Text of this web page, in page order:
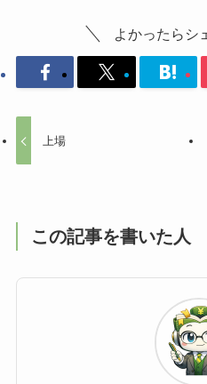
よかったらシ
上場
この記事を書いた人